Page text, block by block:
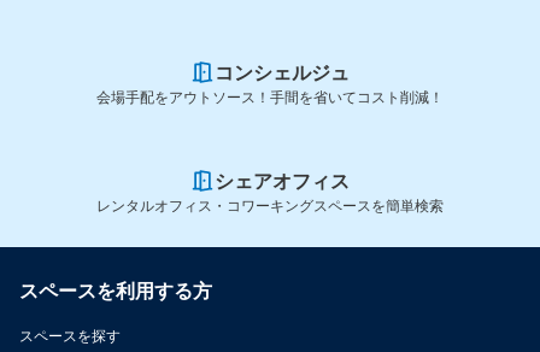
コンシェルジュ
会場手配をアウトソース！手間を省いてコスト削減！
シェアオフィス
レンタルオフィス・コワーキングスペースを簡単検索
スペースを利用する方
スペースを探す